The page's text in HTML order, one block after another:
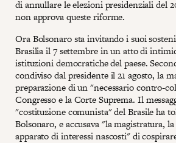
di annullare le elezioni presidenziali del
non approva queste riforme.
Ora Bolsonaro sta invitando i suoi
Brasilia il 7 settembre in un atto di
istituzioni democratiche del paese.
condiviso dal presidente il 21 agosto, la
preparazione di un "necessario contro-
Congresso e la Corte Suprema. Il
"costituzione comunista" del Brasile ha
Bolsonaro, e accusava "la magistratura,
apparato di interessi nascosti" di